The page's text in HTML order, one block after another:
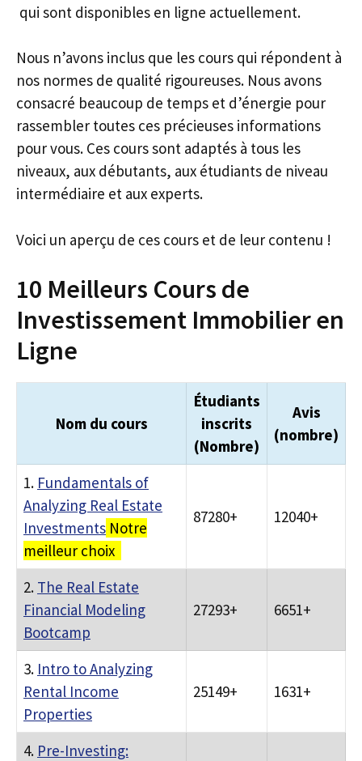
qui sont disponibles en ligne actuellement.
Nous n’avons inclus que les cours qui répondent à
nos normes de qualité rigoureuses. Nous avons
consacré beaucoup de temps et d’énergie pour
rassembler toutes ces précieuses informations
pour vous. Ces cours sont adaptés à tous les
niveaux, aux débutants, aux étudiants de niveau
intermédiaire et aux experts.
Voici un aperçu de ces cours et de leur contenu !
10 Meilleurs Cours de
Investissement Immobilier en
Ligne
Nom du cours
Étudiants
inscrits
(Nombre)
Avis
(nombre)
1. Fundamentals of
Analyzing Real Estate
Investments Notre
meilleur choix
87280+ 12040+
2. The Real Estate
Financial Modeling
Bootcamp
27293+ 6651+
3. Intro to Analyzing
Rental Income
Properties
25149+ 1631+
4. Pre-Investing: